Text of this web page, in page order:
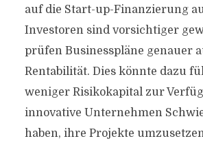
auf die Start-up-Finanzierung
Investoren sind vorsichtiger
prüfen Businesspläne genauer
Rentabilität. Dies könnte dazu
weniger Risikokapital zur
innovative Unternehmen
haben, ihre Projekte